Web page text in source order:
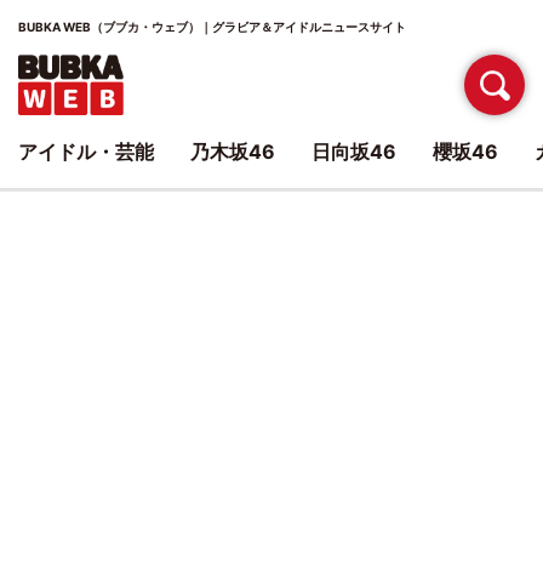
BUBKA WEB（ブブカ・ウェブ）｜グラビア＆アイドルニュースサイト
アイドル・芸能 乃木坂46 日向坂46 櫻坂46